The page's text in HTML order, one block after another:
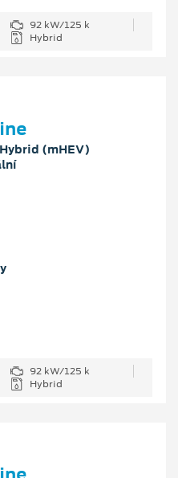
92 kW/125 k
Hybrid
(mHEV)
92 kW/125 k
Hybrid